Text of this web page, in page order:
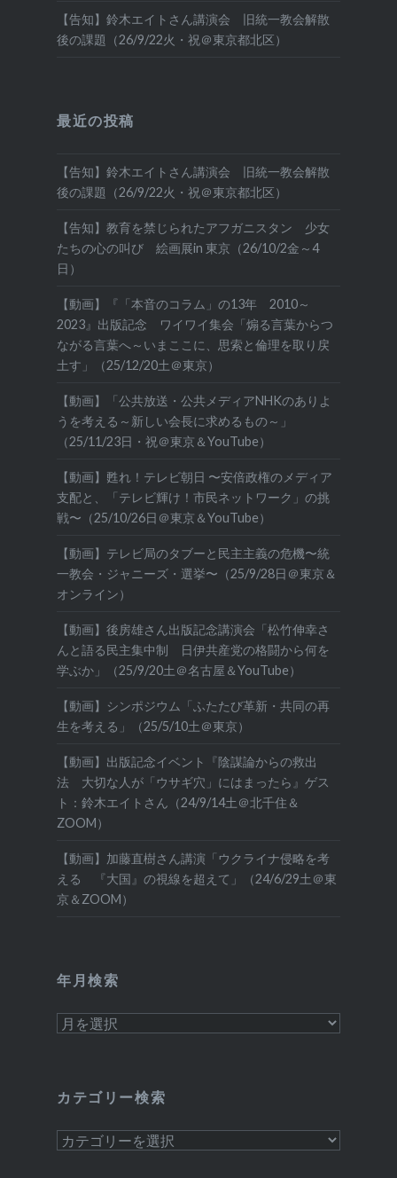
【告知】鈴木エイトさん講演会 旧統一教会解散
後の課題（26/9/22火・祝＠東京都北区）
最近の投稿
【告知】鈴木エイトさん講演会 旧統一教会解散
後の課題（26/9/22火・祝＠東京都北区）
【告知】教育を禁じられたアフガニスタン 少女
たちの心の叫び 絵画展in 東京（26/10/2金～4
日）
【動画】『「本音のコラム」の13年 2010～
2023』出版記念 ワイワイ集会「煽る言葉からつ
ながる言葉へ～いまここに、思索と倫理を取り戻
土す」（25/12/20土＠東京）
【動画】「公共放送・公共メディアNHKのありよ
うを考える～新しい会長に求めるもの～」
（25/11/23日・祝＠東京＆YouTube）
【動画】甦れ！テレビ朝日 〜安倍政権のメディア
支配と、「テレビ輝け！市民ネットワーク」の挑
戦〜（25/10/26日＠東京＆YouTube）
【動画】テレビ局のタブーと民主主義の危機〜統
一教会・ジャニーズ・選挙〜（25/9/28日＠東京＆
オンライン）
【動画】後房雄さん出版記念講演会「松竹伸幸さ
んと語る民主集中制 日伊共産党の格闘から何を
学ぶか」（25/9/20土＠名古屋＆YouTube）
【動画】シンポジウム「ふたたび革新・共同の再
生を考える」（25/5/10土＠東京）
【動画】出版記念イベント『陰謀論からの救出
法 大切な人が「ウサギ穴」にはまったら』ゲス
ト：鈴木エイトさん（24/9/14土＠北千住＆
ZOOM）
【動画】加藤直樹さん講演「ウクライナ侵略を考
える 『大国』の視線を超えて」（24/6/29土＠東
京＆ZOOM）
年月検索
年
カテゴリー検索
カ